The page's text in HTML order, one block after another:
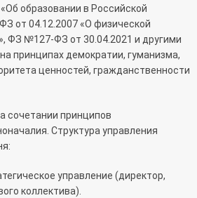
образовании в Российской
от 04.12.2007 «О физической
ФЗ №127-ФЗ от 30.04.2021 и другими
принципах демократии, гуманизма,
ценностей, гражданственности
сочетании принципов
Структура управления
управление (директор,
коллектива).